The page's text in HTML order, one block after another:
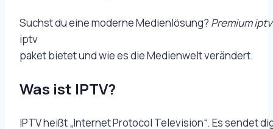
Suchst du eine moderne Medienlösung? Premium iptv
iptv
paket bietet und wie es die Medienwelt verändert.
Was ist IPTV?
IPTV heißt „Internet Protocol Television“. Es sendet